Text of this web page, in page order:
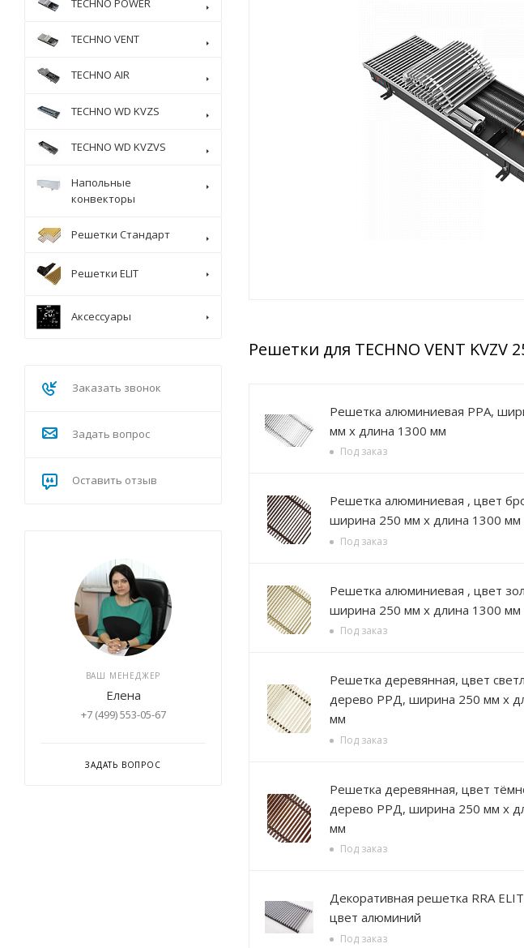
Решетки для TECHNO VENT KVZV
Решетка алюминиевая РРА, ширина 250
мм х длина 1300 мм
Под заказ
Решетка алюминиевая , цвет бронза РРА,
ширина 250 мм х длина 1300 мм
Под заказ
Решетка алюминиевая , цвет золото РРА,
ширина 250 мм х длина 1300 мм
Под заказ
Решетка деревянная, цвет светлое
дерево РРД, ширина 250 мм х
мм
Под заказ
Решетка деревянная, цвет тёмное
дерево РРД, ширина 250 мм х
мм
Под заказ
Декоративная решетка RRA ELIT 250-1300
цвет алюминий
Под заказ
TECHNO POWER
TECHNO VENT
TECHNO AIR
TECHNO WD KVZS
TECHNO WD KVZVS
Напольные
конвекторы
Решетки Стандарт
Решетки ELIT
Аксессуары
Заказать звонок
Задать вопрос
Оставить отзыв
ВАШ МЕНЕДЖЕР
Елена
+7 (499) 553-05-67
ЗАДАТЬ ВОПРОС